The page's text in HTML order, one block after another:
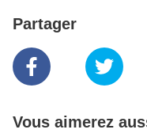
Partager
Vous aimerez